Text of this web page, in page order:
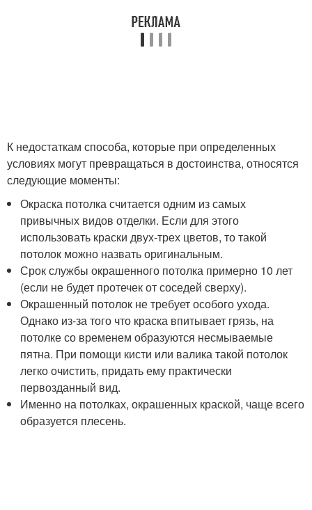
К недостаткам способа, которые при определенных
условиях могут превращаться в достоинства, относятся
следующие моменты:
Окраска потолка считается одним из самых
привычных видов отделки. Если для этого
использовать краски двух-трех цветов, то такой
потолок можно назвать оригинальным.
Срок службы окрашенного потолка примерно 10 лет
(если не будет протечек от соседей сверху).
Окрашенный потолок не требует особого ухода.
Однако из-за того что краска впитывает грязь, на
потолке со временем образуются несмываемые
пятна. При помощи кисти или валика такой потолок
легко очистить, придать ему практически
первозданный вид.
Именно на потолках, окрашенных краской, чаще всего
образуется плесень.